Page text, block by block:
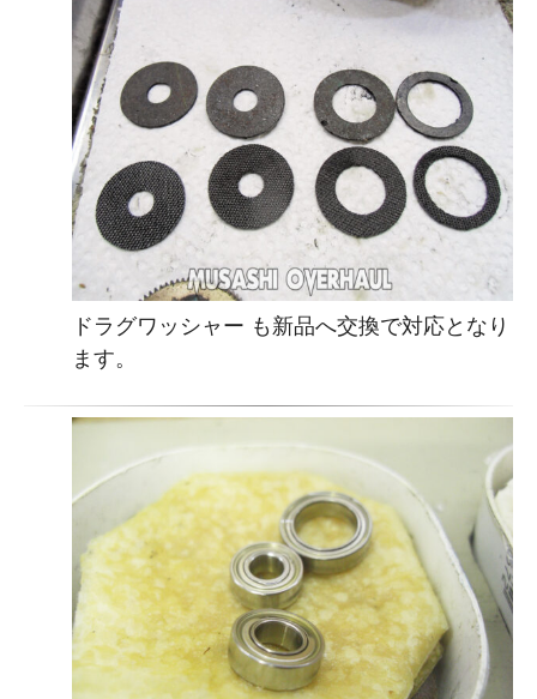
ドラグワッシャー も新品へ交換で対応となり
ます。